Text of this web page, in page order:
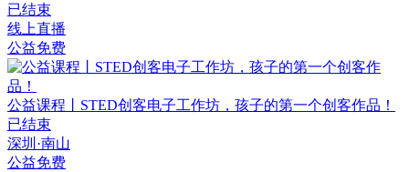
已结束
线上直播
公益免费
公益课程丨STED创客电子工作坊，孩子的第一个创客作品！
已结束
深圳·南山
公益免费